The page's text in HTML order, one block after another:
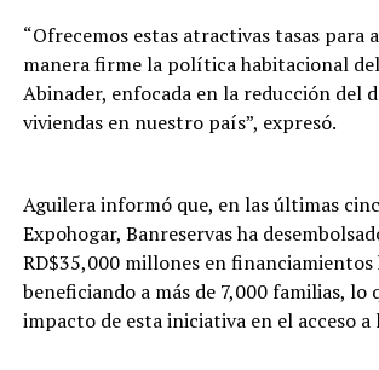
“Ofrecemos estas atractivas tasas para
manera firme la política habitacional
Abinader, enfocada en la reducción del
viviendas en nuestro país”, expresó.
Aguilera informó que, en las últimas
Expohogar, Banreservas ha
RD$35,000 millones en
beneficiando a más de 7,000 familias, lo
impacto de esta iniciativa en el acceso a